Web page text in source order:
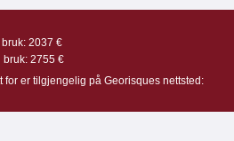
2037 €
bruk:2755 €
er tilgjengelig på Georisques nettsted: